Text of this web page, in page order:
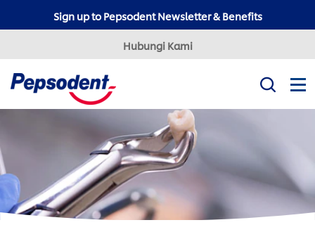
Sign up to Pepsodent Newsletter & Benefits
Hubungi Kami
Misi Kami
Tips Kesehatan Gigi
Professional
Pepsodent Expert